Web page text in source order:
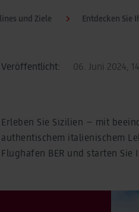
und Ziele Entdecken Sie
Veröffentlicht: 06. Juni 2024,
Erleben Sie Sizilien – mit
authentischem italienischem
Flughafen BER und starten Sie